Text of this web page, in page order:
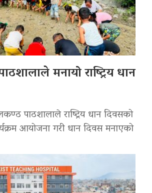
मनायो राष्ट्रिय धान
पाठशालाले राष्ट्रिय धान दिवसको
आयोजना गरी धान दिवस मनाएको